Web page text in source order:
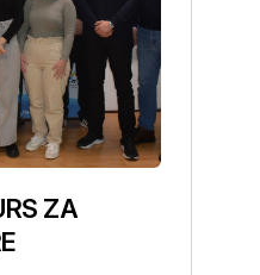
ZA